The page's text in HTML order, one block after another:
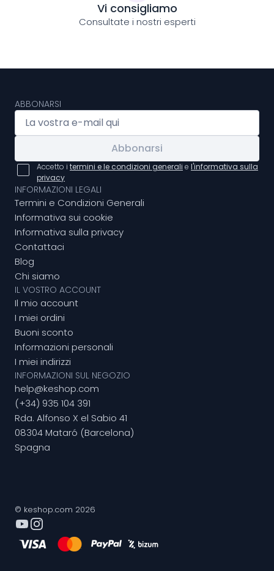
Vi consigliamo
Consultate i nostri esperti
ABBONARSI
Abbonarsi
Accetto i termini e le condizioni generali e l'informativa sulla
privacy
INFORMAZIONI LEGALI
Termini e Condizioni Generali
Informativa sui cookie
Informativa sulla privacy
Contattaci
Blog
Chi siamo
IL VOSTRO ACCOUNT
Il mio account
I miei ordini
Buoni sconto
Informazioni personali
I miei indirizzi
INFORMAZIONI SUL NEGOZIO
help@keshop.com
(+34) 935 104 391
Rda. Alfonso X el Sabio 41
08304 Mataró (Barcelona)
Spagna
© keshop.com 2026